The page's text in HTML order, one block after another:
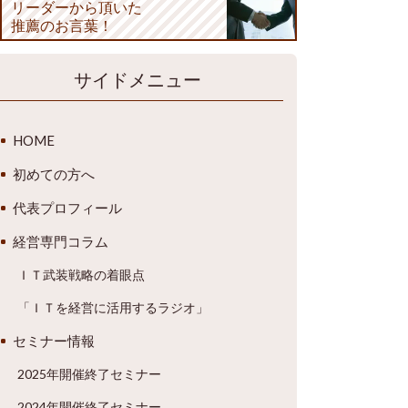
リーダーから頂いた
推薦のお言葉！
サイドメニュー
HOME
初めての方へ
代表プロフィール
経営専門コラム
ＩＴ武装戦略の着眼点
「ＩＴを経営に活用するラジオ」
セミナー情報
2025年開催終了セミナー